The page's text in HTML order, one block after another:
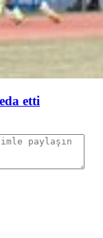
etti